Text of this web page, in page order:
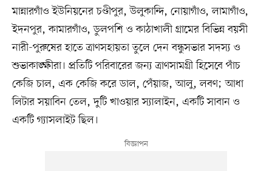
মান্নারগাঁও ইউনিয়নের চণ্ডীপুর, উলুকান্দি, নোয়াগাঁও, লামাগাঁও,
ইদনপুর, কামারগাঁও, ডুলপশি ও কাঠাখালী গ্রামের বিভিন্ন বয়সী
নারী-পুরুষের হাতে ত্রাণসহায়তা তুলে দেন বন্ধুসভার সদস্য ও
শুভাকাঙ্ক্ষীরা। প্রতিটি পরিবারের জন্য ত্রাণসামগ্রী হিসেবে পাঁচ
কেজি চাল, এক কেজি করে ডাল, পেঁয়াজ, আলু, লবণ; আধা
লিটার সয়াবিন তেল, দুটি খাওয়ার স্যালাইন, একটি সাবান ও
একটি গ্যাসলাইট ছিল।